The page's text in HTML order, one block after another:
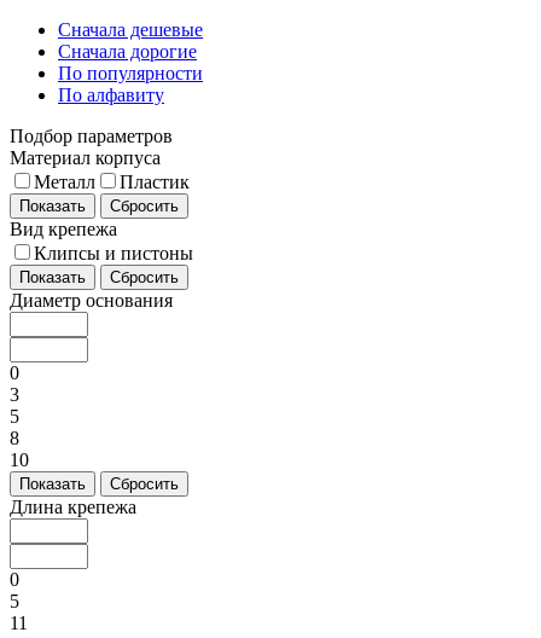
Сначала дешевые
Сначала дорогие
По популярности
По алфавиту
Подбор параметров
Материал корпуса
Металл
Пластик
Показать Сбросить
Вид крепежа
Клипсы и пистоны
Показать Сбросить
Диаметр основания
0
3
5
8
10
Показать Сбросить
Длина крепежа
0
5
11